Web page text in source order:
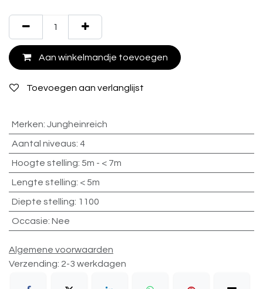
Aan winkelmandje toevoegen
Toevoegen aan verlanglijst
Merken: Jungheinreich
Aantal niveaus: 4
Hoogte stelling: 5m - < 7m
Lengte stelling: < 5m
Diepte stelling: 1100
Occasie: Nee
Algemene voorwaarden
Verzending: 2-3 werkdagen